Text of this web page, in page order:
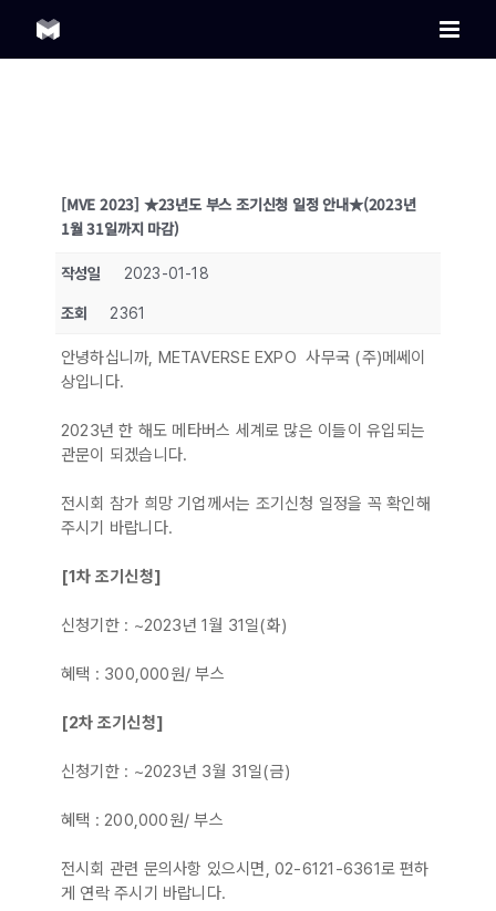
content
[MVE 2023] ★23년도 부스 조기신청 일정 안내★(2023년
1월 31일까지 마감)
작성일 2023-01-18
조회 2361
안녕하십니까, METAVERSE EXPO 사무국 (주)메쎄이
상입니다.
2023년 한 해도 메타버스 세계로 많은 이들이 유입되는
관문이 되겠습니다.
전시회 참가 희망 기업께서는 조기신청 일정을 꼭 확인해
주시기 바랍니다.
[1차 조기신청]
신청기한 : ~2023년 1월 31일(화)
혜택 : 300,000원/ 부스
[2차 조기신청]
신청기한 : ~2023년 3월 31일(금)
혜택 : 200,000원/ 부스
전시회 관련 문의사항 있으시면, 02-6121-6361로 편하
게 연락 주시기 바랍니다.